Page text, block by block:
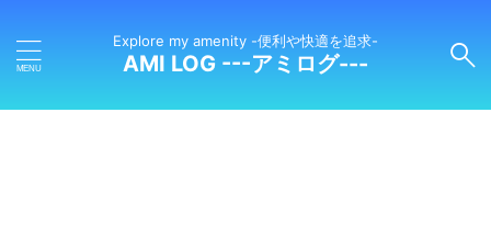
Explore my amenity -便利や快適を追求-
AMI LOG ---アミログ---